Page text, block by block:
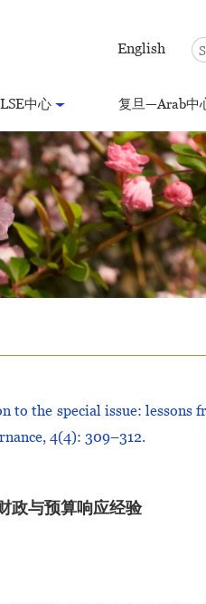
English
中心 复旦—Arab中
to the special issue: lessons
4(4): 309–312.
政与预算响应经验